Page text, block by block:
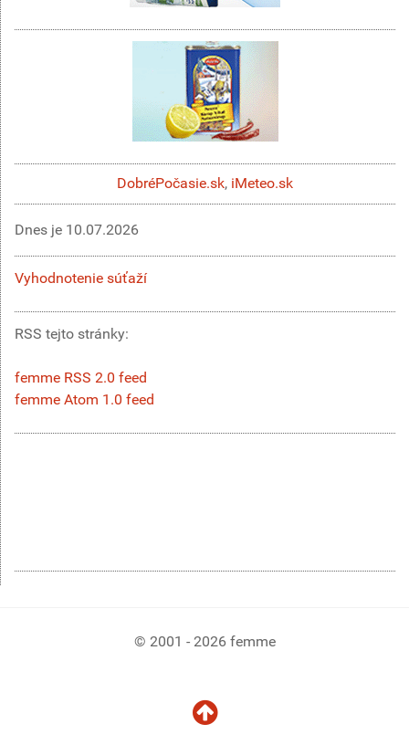
DobréPočasie.sk, iMeteo.sk
Dnes je 10.07.2026
Vyhodnotenie súťaží
RSS tejto stránky:
femme RSS 2.0 feed
femme Atom 1.0 feed
© 2001 - 2026 femme